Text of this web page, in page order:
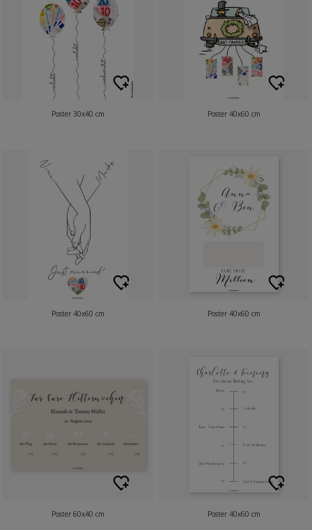
Poster 30x40 cm Poster 40x60 cm
Poster 40x60 cm Poster 40x60 cm
Poster 60x40 cm Poster 40x60 cm